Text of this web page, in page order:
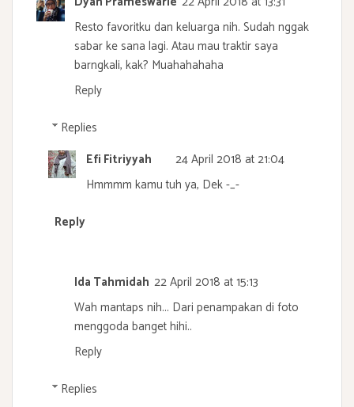
Resto favoritku dan keluarga nih. Sudah nggak
sabar ke sana lagi. Atau mau traktir saya
barngkali, kak? Muahahahaha
Reply
Replies
Efi Fitriyyah
24 April 2018 at 21:04
Hmmmm kamu tuh ya, Dek -_-
Reply
Ida Tahmidah 22 April 2018 at 15:13
Wah mantaps nih... Dari penampakan di foto
menggoda banget hihi..
Reply
Replies